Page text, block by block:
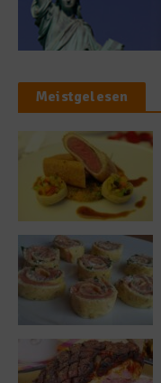
Meistgelesen